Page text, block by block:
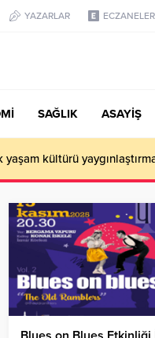
YAZARLAR ECZANELER
SAĞLIK ASAYİŞ
yaşam kültürü